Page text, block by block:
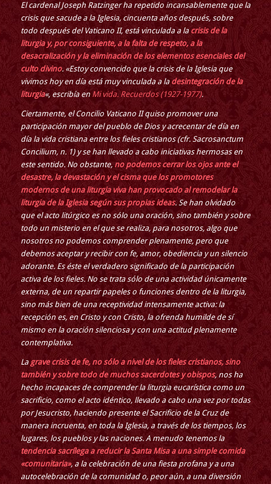
El cardenal Joseph Ratzinger ha repetido incansablemente que la
crisis que sacude a la Iglesia, cincuenta años después, sobre
todo después del Vaticano II, está vinculada a la crisis de la
liturgia y, por consiguiente, a la falta de respeto, a la
desacralización y la eliminación de los elementos esenciales del
culto divino. «Estoy convencido que la crisis de la Iglesia que
vivimos hoy en día está muy vinculada a ladesintegración de la
liturgia«, escribía en Mi vida. Recuerdos (1927-1977).
Ciertamente, el Concilio Vaticano II quiso promover una
participación mayor del pueblo de Dios y acrecentar de día en
día la vida cristiana entre los fieles cristianos (cfr. Sacrosanctum
Concilium, n. 1) y se han llevado a cabo iniciativas hermosas en
este sentido. No obstante, no podemos cerrar los ojos ante el
desastre, la devastación y el cisma que los promotores
modernos de una liturgia viva han provocado al remodelar la
liturgia de la Iglesia según sus propias ideas. Se han olvidado
que el acto litúrgico es no sólo una oración, sino también y sobre
todo un misterio en el que se realiza, para nosotros, algo que
nosotros no podemos comprender plenamente, pero que
debemos aceptar y recibir con fe, amor, obediencia y un silencio
adorante. Es éste el verdadero significado de la participación
activa de los fieles. No se trata sólo de una actividad únicamente
externa, de un repartir papeles o funciones dentro de la liturgia,
sino más bien de una receptividad intensamente activa: la
recepción es, en Cristo y con Cristo, la ofrenda humilde de sí
mismo en la oración silenciosa y con una actitud plenamente
contemplativa.
Lagrave crisis de fe, no sólo a nivel de los fieles cristianos, sino
también y sobre todo de muchos sacerdotes y obispos, nos ha
hecho incapaces de comprender la liturgia eucarística como un
sacrificio, como el acto idéntico, llevado a cabo una vez por todas
por Jesucristo, haciendo presente el Sacrificio de la Cruz de
manera incruenta, en toda la Iglesia, a través de los tiempos, los
lugares, los pueblos y las naciones. A menudo tenemos la
tendencia sacrílega a reducir la Santa Misa a una simple comida
«comunitaria», a la celebración de una fiesta profana y a una
autocelebración de la comunidad o, peor aún, a una diversión